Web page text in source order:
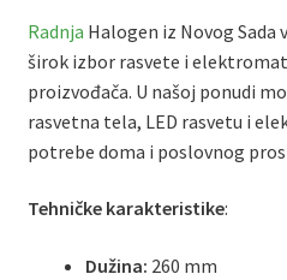
Radnja Halogen iz Novog Sada
širok izbor rasvete i
proizvođača. U našoj ponudi
rasvetna tela, LED rasvetu i
potrebe doma i poslovnog
Tehničke karakteristike:
Dužina: 260 mm